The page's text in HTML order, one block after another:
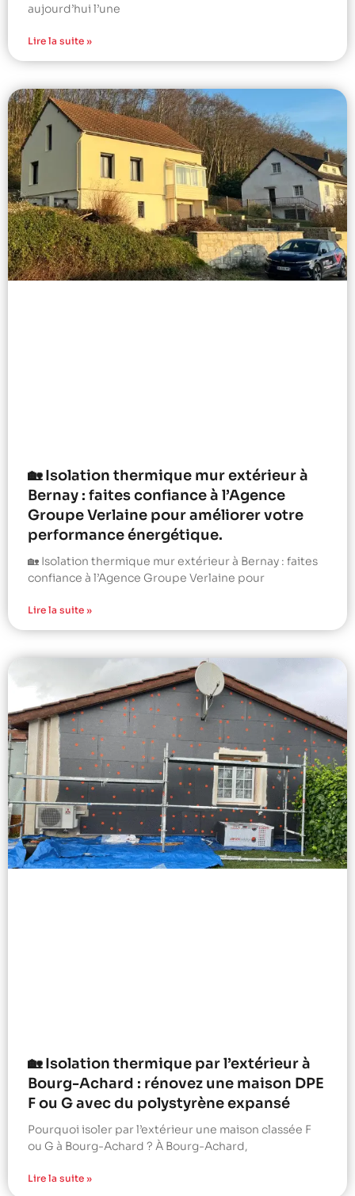
aujourd’hui l’une
Lire la suite »
🏡 Isolation thermique mur extérieur à
Bernay : faites confiance à l’Agence
Groupe Verlaine pour améliorer votre
performance énergétique.
🏡 Isolation thermique mur extérieur à Bernay : faites
confiance à l’Agence Groupe Verlaine pour
Lire la suite »
🏡 Isolation thermique par l’extérieur à
Bourg-Achard : rénovez une maison DPE
F ou G avec du polystyrène expansé
Pourquoi isoler par l’extérieur une maison classée F
ou G à Bourg-Achard ? À Bourg-Achard,
Lire la suite »